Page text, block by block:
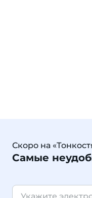
Скоро на
Самые